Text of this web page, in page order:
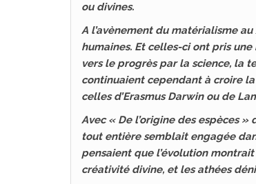
ou divines.
A l’avènement du matérialisme
humaines. Et celles-ci ont pris
vers le progrès par la science, la
continuaient cependant à croire
celles d’Erasmus Darwin ou de
Avec « De l’origine des espèces
tout entière semblait engagée
pensaient que l’évolution
créativité divine, et les athées